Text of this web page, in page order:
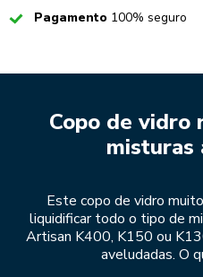
CheckedPagamento 100% seguro
Copo de vidro
misturas
Este copo de vidro
liquidificar todo o tipo de
Artisan K400, K150 ou
aveludadas. O